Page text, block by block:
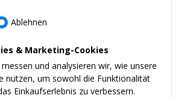
Ablehnen
& Marketing-Cookies
und analysieren wir, wie unsere
nutzen, um sowohl die Funktionalität
Einkaufserlebnis zu verbessern.